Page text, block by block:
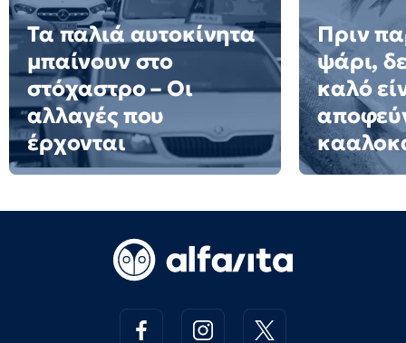
Τα παλιά αυτοκίνητα
μπαίνουν στο
στόχαστρο – Οι
αλλαγές που
έρχονται
Πριν
ψάρι,
καλό